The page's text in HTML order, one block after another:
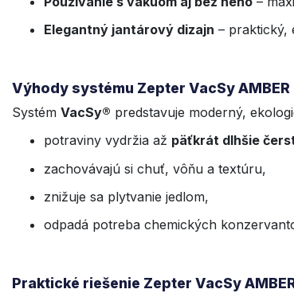
Elegantný jantárový dizajn – praktický,
Výhody systému Zepter VacSy AMBER
Systém VacSy® predstavuje moderný,
potraviny vydržia až päťkrát dlhšie
zachovávajú si chuť, vôňu a textúru,
znižuje sa plytvanie jedlom,
odpadá potreba chemických
Praktické riešenie Zepter VacSy